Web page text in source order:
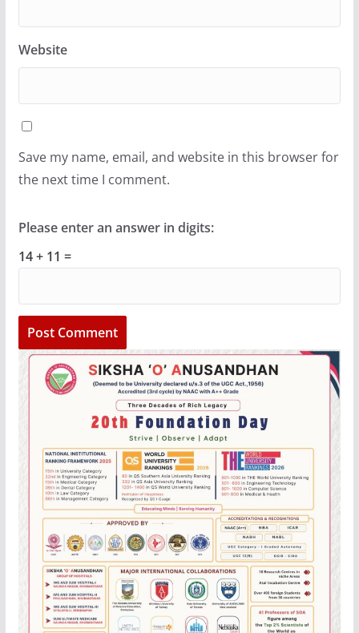
Website
Save my name, email, and website in this browser for
the next time I comment.
Please enter an answer in digits:
14 + 11 =